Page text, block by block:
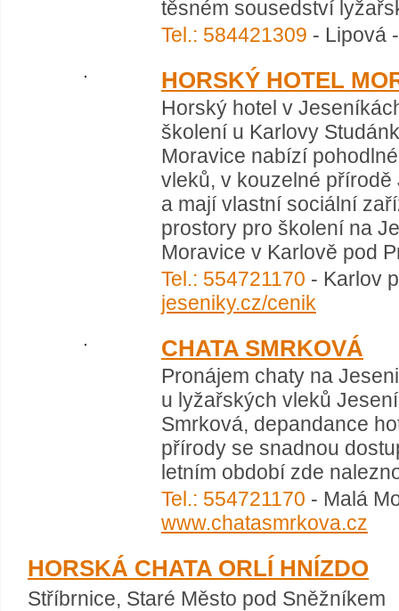
těsném sousedství
Tel.: 584421309 - Lipová
HORSKÝ HOTEL
Horský hotel v
školení u Karlovy
Moravice nabízí
vleků, v kouzelné
a mají vlastní sociální
prostory pro školení na
Moravice v Karlově pod
Tel.: 554721170 - Karlov
jeseniky.cz/cenik
CHATA SMRKOVÁ
Pronájem chaty na
u lyžařských vleků
Smrková, depandance
přírody se snadnou
letním období zde
Tel.: 554721170 - Malá
www.chatasmrkova.cz
HORSKÁ CHATA ORLÍ HNÍZDO
Stříbrnice, Staré Město pod Sněžníkem